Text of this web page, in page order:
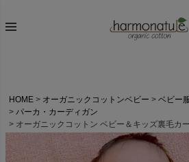
HOME オーガニックコットンベビー ベビー
パーカ・カーディガン
オーガニックコットン ベビー＆キッズ裏毛カ